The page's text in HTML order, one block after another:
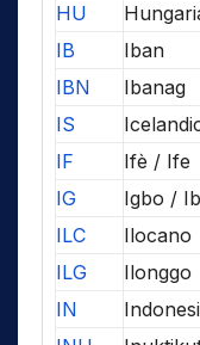
HU
IB
Iban
IBN
Ibanag
IS
IF
Ifè / Ife
IG
Igbo /
ILC
Ilocano
ILG
Ilonggo
IN